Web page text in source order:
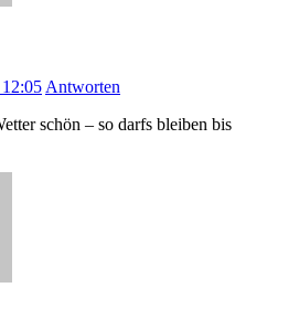
Antworten
schön – so darfs bleiben bis